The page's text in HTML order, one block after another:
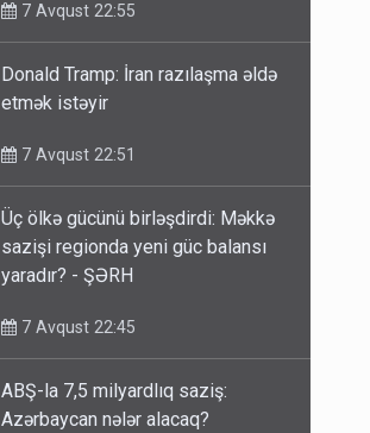
7 Avqust 22:55
Donald Tramp: İran razılaşma əldə
etmək istəyir
7 Avqust 22:51
Üç ölkə gücünü birləşdirdi: Məkkə
sazişi regionda yeni güc balansı
yaradır? - ŞƏRH
7 Avqust 22:45
ABŞ-la 7,5 milyardlıq saziş:
Azərbaycan nələr alacaq?